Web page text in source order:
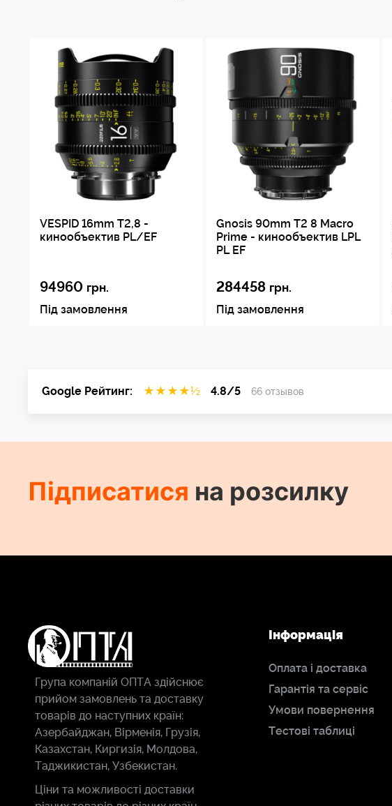
VESPID 16mm T2,8 -
кинообъектив PL/EF
94960 грн.
Під замовлення
Gnosis 90mm T2 8 Macro
Prime - кинообъектив LPL
PL EF
284458 грн.
Під замовлення
Google Рейтинг: ★ ★ ★ ★½ 4.8/5 66 отзывов
Підписатися на розсилку
Група компаній ОПТА здійснює
прийом замовлень та доставку
товарів до наступних країн:
Азербайджан, Вірменія, Грузія,
Казахстан, Киргизія, Молдова,
Таджикистан, Узбекистан.
Ціни та можливості доставки
Інформація
Оплата і доставка
Гарантія та сервіс
Умови повернення
Тестові таблиці